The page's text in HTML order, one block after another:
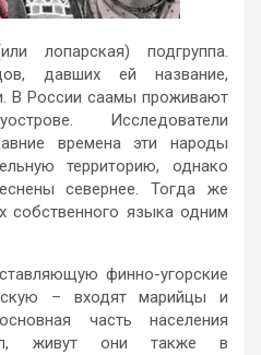
лопарская) подгруппа.
давших ей название,
В России саамы проживают
Исследователи
времена эти народы
территорию, однако
севернее. Тогда же
собственного языка одним
финно-угорские
– входят марийцы и
часть населения
живут они также в